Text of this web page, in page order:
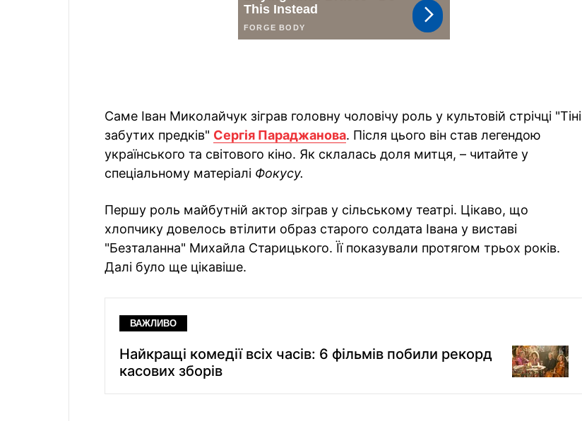
Саме Іван Миколайчук зіграв головну чоловічу роль у культовій стрічці "Тіні
забутих предків" Сергія Параджанова. Після цього він став легендою
українського та світового кіно. Як склалась доля митця, – читайте у
спеціальному матеріалі Фокусу.
Першу роль майбутній актор зіграв у сільському театрі. Цікаво, що
хлопчику довелось втілити образ старого солдата Івана у виставі
"Безталанна" Михайла Старицького. Її показували протягом трьох років.
Далі було ще цікавіше.
ВАЖЛИВО
Найкращі комедії всіх часів: 6 фільмів побили рекорд
касових зборів